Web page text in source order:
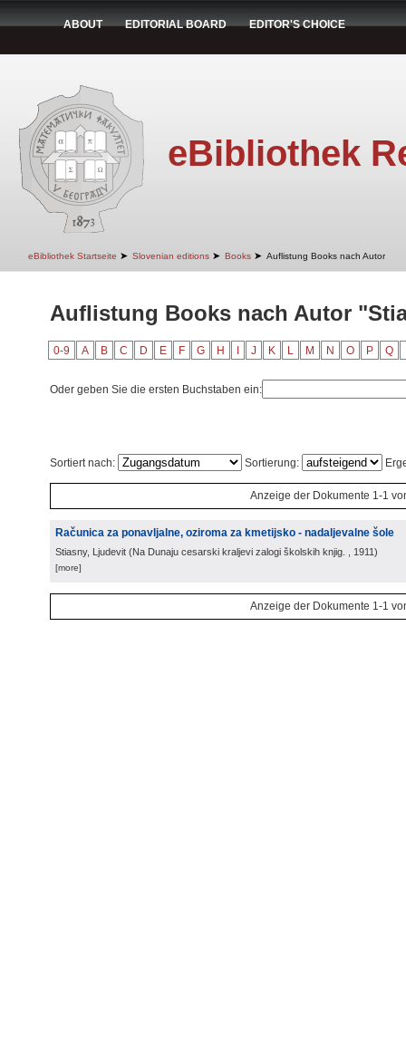
ABOUT EDITORIAL BOARD EDITOR'S CHOICE
eBibliothek
eBibliothek Startseite ➤ Slovenian editions ➤ Books ➤ Auflistung Books nach Autor
Auflistung Books nach Autor
0-9 A B C D E F G H J K L M N O P Q
Oder geben Sie die ersten Buchstaben ein:
Sortiert nach: Sortierung:
Anzeige der Dokumente 1-1
Računica za ponavljalne, oziroma za kmetijsko - nadaljevalne šole
Stiasny, Ljudevit (Na Dunaju cesarski kraljevi zalogi školskih knjig. , 1911)
[more]
Anzeige der Dokumente 1-1